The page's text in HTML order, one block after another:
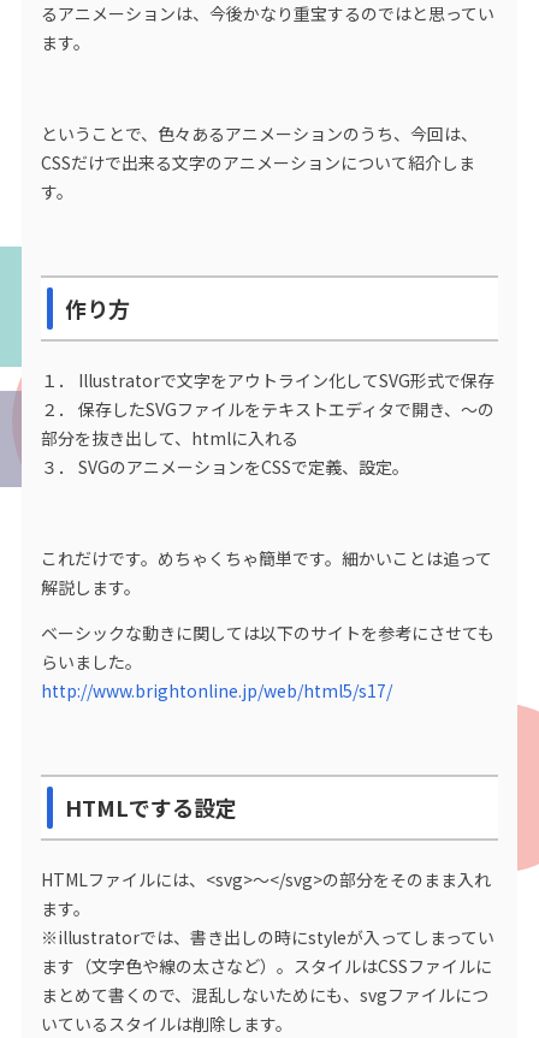
るアニメーションは、今後かなり重宝するのではと思ってい
ます。
ということで、色々あるアニメーションのうち、今回は、
CSSだけで出来る文字のアニメーションについて紹介しま
す。
作り方
１． Illustratorで文字をアウトライン化してSVG形式で保存
２． 保存したSVGファイルをテキストエディタで開き、～の
部分を抜き出して、htmlに入れる
３． SVGのアニメーションをCSSで定義、設定。
これだけです。めちゃくちゃ簡単です。細かいことは追って
解説します。
ベーシックな動きに関しては以下のサイトを参考にさせても
らいました。
http://www.brightonline.jp/web/html5/s17/
HTMLでする設定
HTMLファイルには、<svg>～</svg>の部分をそのまま入れ
ます。
※illustratorでは、書き出しの時にstyleが入ってしまってい
ます（文字色や線の太さなど）。スタイルはCSSファイルに
まとめて書くので、混乱しないためにも、svgファイルにつ
いているスタイルは削除します。